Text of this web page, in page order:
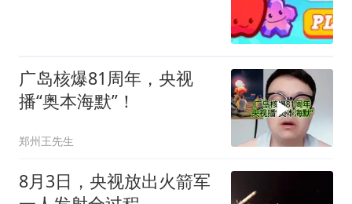
广岛核爆81周年，央视
播“奥本海默”！
郑州王先生
8月3日，央视放出火箭军